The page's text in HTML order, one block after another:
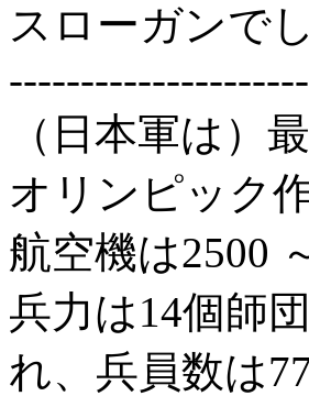
スローガンでし
（日本軍は）
オリンピック
航空機は2500
兵力は14個師
れ、兵員数は